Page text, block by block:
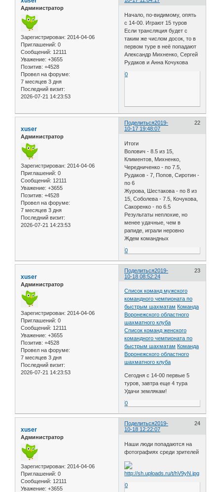
Администратор
Зарегистрирован: 2014-04-06
Приглашений: 0
Сообщений: 12111
Уважение: +3655
Позитив: +4528
Провел на форуме:
7 месяцев 3 дня
Последний визит:
2026-07-21 14:23:53
Начало, по-видимому, опять
с 14-00. Играют 15 туров
Если трансляция будет с
таким же числом досок, то в
первом туре в неё попадают
Александр Михненко, Сергей
Рудаков и Анна Кочукова
0
Поделиться 22
2019-
10-17 19:48:07
xuser
Администратор
Зарегистрирован: 2014-04-06
Приглашений: 0
Сообщений: 12111
Уважение: +3655
Позитив: +4528
Провел на форуме:
7 месяцев 3 дня
Последний визит:
2026-07-21 14:23:53
Итоги
Волович - 8.5 из 15,
Климентов, Михненко,
Чередниченко - по 7.5,
Рудаков - 7, Попов, Сиротин -
по 6
Журова, Шестакова - по 8 из
15, Соболева - 7.5, Кочукова,
Сакоренко - по 6.5
Результаты неплохие, но
менее удачные, чем в
рапиде, играли неровно
Ждем командных
0
Поделиться 23
2019-
10-18 08:52:24
xuser
Администратор
Зарегистрирован: 2014-04-06
Приглашений: 0
Сообщений: 12111
Уважение: +3655
Позитив: +4528
Провел на форуме:
7 месяцев 3 дня
Последний визит:
2026-07-21 14:23:53
Список команд мужского
командного чемпионата по
быстрым шахматам Команда
Воронежского областного
шахматного клуба
Список команд женского
командного чемпионата по
быстрым шахматам Команда
Воронежского областного
шахматного клуба
Сегодня с 14-00 первые 5
туров, завтра еще 4 тура
Удачи землякам!
0
Поделиться 24
2019-
10-18 12:22:07
xuser
Администратор
Зарегистрирован: 2014-04-06
Приглашений: 0
Сообщений: 12111
Уважение: +3655
Наши люди попадаются на
фотографиях среди зрителей
0